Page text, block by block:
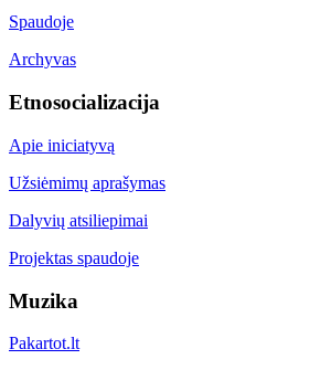
Spaudoje
Archyvas
Etnosocializacija
Apie iniciatyvą
Užsiėmimų aprašymas
Dalyvių atsiliepimai
Projektas spaudoje
Muzika
Pakartot.lt